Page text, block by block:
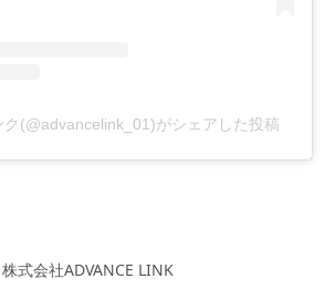
ク(@advancelink_01)がシェアした投稿
株式会社ADVANCE LINK